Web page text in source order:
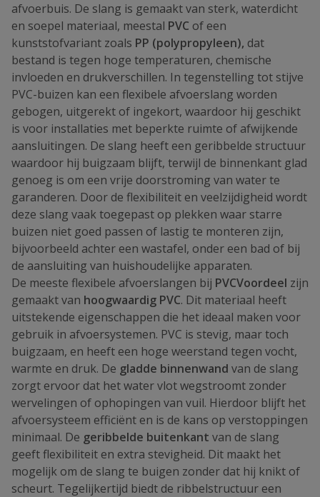
afvoerbuis. De slang is gemaakt van sterk, waterdicht
en soepel materiaal, meestal PVC of een
kunststofvariant zoals PP (polypropyleen), dat
bestand is tegen hoge temperaturen, chemische
invloeden en drukverschillen. In tegenstelling tot stijve
PVC-buizen kan een flexibele afvoerslang worden
gebogen, uitgerekt of ingekort, waardoor hij geschikt
is voor installaties met beperkte ruimte of afwijkende
aansluitingen. De slang heeft een geribbelde structuur
waardoor hij buigzaam blijft, terwijl de binnenkant glad
genoeg is om een vrije doorstroming van water te
garanderen. Door de flexibiliteit en veelzijdigheid wordt
deze slang vaak toegepast op plekken waar starre
buizen niet goed passen of lastig te monteren zijn,
bijvoorbeeld achter een wastafel, onder een bad of bij
de aansluiting van huishoudelijke apparaten.
De meeste flexibele afvoerslangen bij PVCVoordeel zijn
gemaakt van hoogwaardig PVC. Dit materiaal heeft
uitstekende eigenschappen die het ideaal maken voor
gebruik in afvoersystemen. PVC is stevig, maar toch
buigzaam, en heeft een hoge weerstand tegen vocht,
warmte en druk. De gladde binnenwand van de slang
zorgt ervoor dat het water vlot wegstroomt zonder
wervelingen of ophopingen van vuil. Hierdoor blijft het
afvoersysteem efficiënt en is de kans op verstoppingen
minimaal. De geribbelde buitenkant van de slang
geeft flexibiliteit en extra stevigheid. Dit maakt het
mogelijk om de slang te buigen zonder dat hij knikt of
scheurt. Tegelijkertijd biedt de ribbelstructuur een